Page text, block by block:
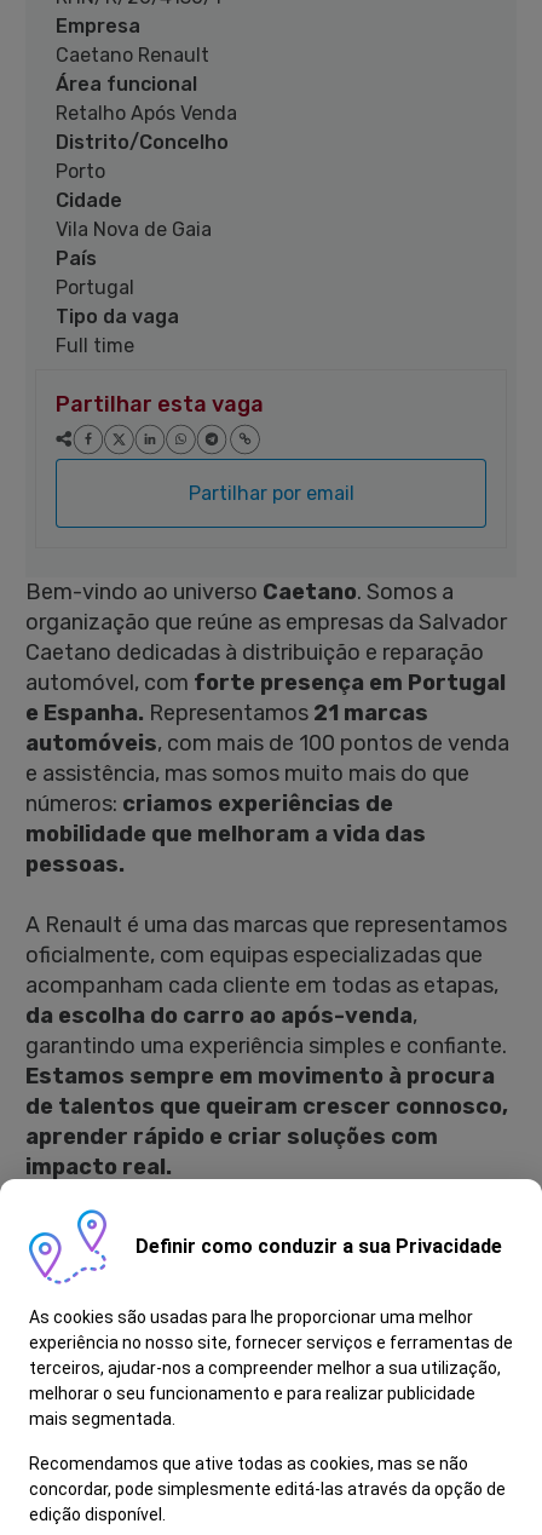
Empresa
Caetano Renault
Área funcional
Retalho Após Venda
Distrito/Concelho
Porto
Cidade
Vila Nova de Gaia
País
Portugal
Tipo da vaga
Full time
Partilhar esta vaga
Partilhar por email
Bem-vindo ao universo Caetano. Somos a
organização que reúne as empresas da Salvador
Caetano dedicadas à distribuição e reparação
automóvel, com forte presença em Portugal
e Espanha. Representamos 21 marcas
automóveis, com mais de 100 pontos de venda
e assistência, mas somos muito mais do que
números: criamos experiências de
mobilidade que melhoram a vida das
pessoas.
A Renault é uma das marcas que representamos
oficialmente, com equipas especializadas que
acompanham cada cliente em todas as etapas,
da escolha do carro ao após-venda,
garantindo uma experiência simples e confiante.
Estamos sempre em movimento à procura
de talentos que queiram crescer connosco,
aprender rápido e criar soluções com
impacto real.
Como é Ser Assessor de Serviço?
- É responsável pelo atendimento e
acompanhamento do cliente
- Promove e vende serviços e produtos do após-
venda
- Realiza a gestão e acompanhamento de
- É responsável pela faturação e explicação das
intervenções realizadas
Definir como conduzir a sua Privacidade
As cookies são usadas para lhe proporcionar uma melhor
experiência no nosso site, fornecer serviços e ferramentas de
terceiros, ajudar-nos a compreender melhor a sua utilização,
melhorar o seu funcionamento e para realizar publicidade
mais segmentada.
Recomendamos que ative todas as cookies, mas se não
concordar, pode simplesmente editá-las através da opção de
edição disponível.